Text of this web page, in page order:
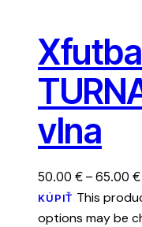
vlna
50.00 € – 65.00 €
KÚPIŤ This
options may be